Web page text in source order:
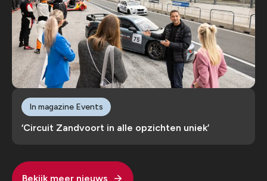
‘Circuit Zandvoort in alle opzichten uniek’
In magazine Events
Bekijk meer nieuws